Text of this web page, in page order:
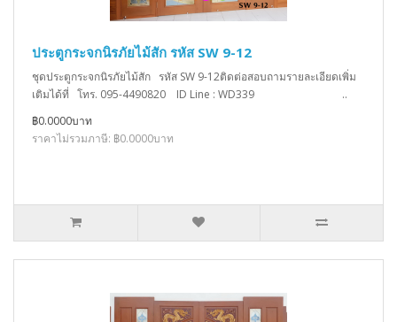
ประตูกระจกนิรภัยไม้สัก รหัส SW 9-12
ชุดประตูกระจกนิรภัยไม้สัก รหัส SW 9-12ติดต่อสอบถามรายละเอียดเพิ่ม
เติมได้ที่ โทร. 095-4490820 ID Line : WD339 ..
฿0.0000บาท
ราคาไม่รวมภาษี: ฿0.0000บาท